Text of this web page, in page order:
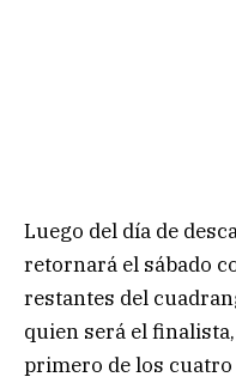
Luego del día de
retornará el sábado
restantes del
quien será el
primero de los